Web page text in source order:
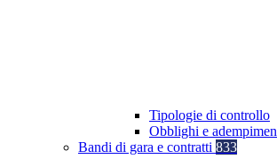
Tipologie di controllo
Obblighi e
Bandi di gara e contratti 833